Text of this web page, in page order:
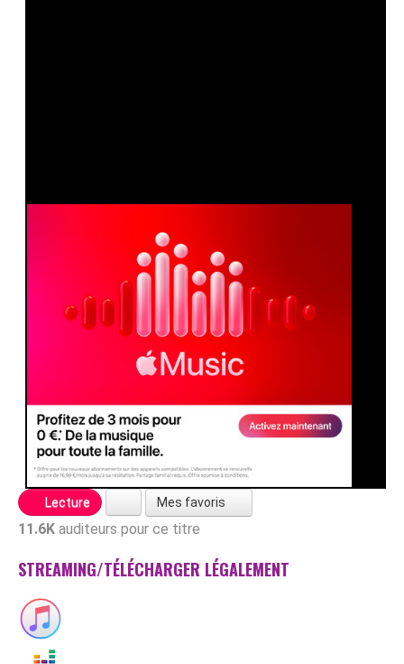
Lecture Mes favoris
11.6K auditeurs pour ce titre
STREAMING/TÉLÉCHARGER LÉGALEMENT